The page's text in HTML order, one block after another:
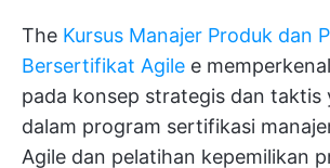
The Kursus Manajer Produk dan
Bersertifikat Agile e
pada konsep strategis dan taktis
dalam program sertifikasi
Agile dan pelatihan kepemilikan